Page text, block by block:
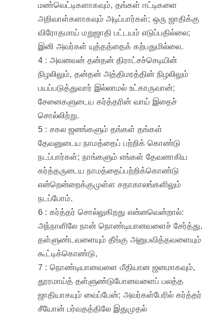
மண்வெட்டிகளாகவும், தங்கள் ஈட்டிகளை
அறிவாள்களாகவும் அடிப்பார்கள்; ஒரு ஜாதிக்கு
விரோதமாய் மறுஜாதி பட்டயம் எடுப்பதில்லை;
இனி அவர்கள் யுத்தத்தைக் கற்பதுமில்லை.
4 : அவனவன் தன்தன் திராட்சச்செடியின்
நிழலிலும், தன்தன் அத்திமரத்தின் நிழலிலும்
பயப்படுத்துவார் இல்லாமல் உட்காருவான்;
சேனைகளுடைய கர்த்தரின் வாய் இதைச்
சொல்லிற்று.
5 : சகல ஜனங்களும் தங்கள் தங்கள்
தேவனுடைய நாமத்தைப் பற்றிக் கொண்டு
நடப்பார்கள்; நாங்களும் எங்கள் தேவனாகிய
கர்த்தருடைய நாமத்தைப்பற்றிக்கொண்டு
என்றென்றைக்குமுள்ள சதாகாலங்களிலும்
நடப்போம்.
6 : கர்த்தர் சொல்லுகிறது என்னவென்றால்:
அந்நாளிலே நான் நொண்டியானவளைச் சேர்த்து,
தள்ளுண்டவளையும் தீங்கு அனுபவித்தவளையும்
கூட்டிக்கொண்டு,
7 : நொண்டியானவளை மீதியான ஜனமாகவும்,
தூரமாய்த் தள்ளுண்டுபோனவளைப் பலத்த
ஜாதியாகயும் வைப்பேன்; அவர்கள்பேரில் கர்த்தர்
சீயோன் பர்வதத்திலே இதுமுதல்